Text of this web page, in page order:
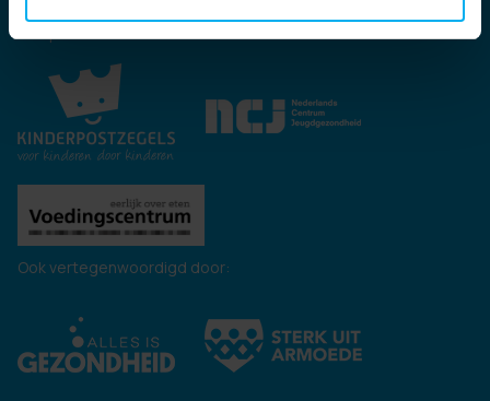
Kernpartners:
Ook vertegenwoordigd door: